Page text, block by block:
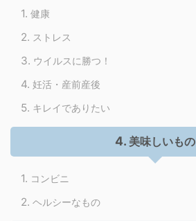
健康
ストレス
ウイルスに勝つ！
妊活・産前産後
キレイでありたい
美味しいもの
コンビニ
ヘルシーなもの